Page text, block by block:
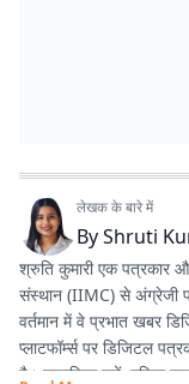
लेखक के बारे में
ByShruti
श्रुति कुमारी एक पत्रकार
संस्थान (IIMC) से अंग्रेजी
वर्तमान में वे प्रभात खबर
प्लाटफॉर्म्स पर डिजिटल
है। सामाजिक मुद्दों, महिला